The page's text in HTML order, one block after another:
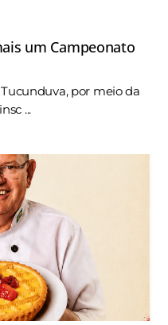
um Campeonato
por meio da
...